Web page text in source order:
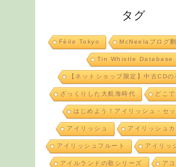
タグ
Féile Tokyo McNeelaブログ
Tin Whistle Database
【ネットショップ限定】中古CDの
ざっくりした大航海時代 どこ
はじめよう！アイリッシュ・セ
アイリッシュ アイリッシュ
アイリッシュフルート アイリッ
アイルランドの歌シリーズ ア